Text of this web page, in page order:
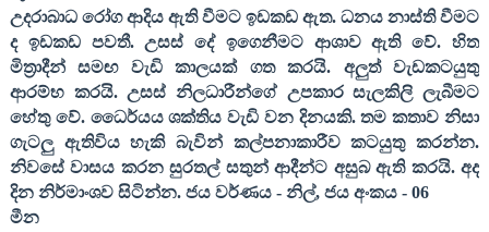
උදරාබාධ රෝග ආදිය ඇති වීමට ඉඩකඩ ඇත. ධනය නාස්ති වීමට
ද ඉඩකඩ පවතී. උසස් දේ ඉගෙනීමට ආශාව ඇති වේ. හිත
මිත්‍රාදීන් සමඟ වැඩි කාලයක් ගත කරයි. අලුත් වැඩකටයුතු
ආරම්භ කරයි. උසස් නිලධාරීන්ගේ උපකාර සැලකිලි ලැබීමට
හේතු වේ. ධෛර්යය ශක්තිය වැඩි වන දිනයකි. තම කතාව නිසා
ගැටලු ඇතිවිය හැකි බැවින් කල්පනාකාරීව කටයුතු කරන්න.
නිවසේ වාසය කරන සුරතල් සතුන් ආදීන්ට අසුබ ඇති කරයි. අද
දින නිර්මාංශව සිටින්න. ජය වර්ණය - නිල්, ජය අංකය - 06
මීන